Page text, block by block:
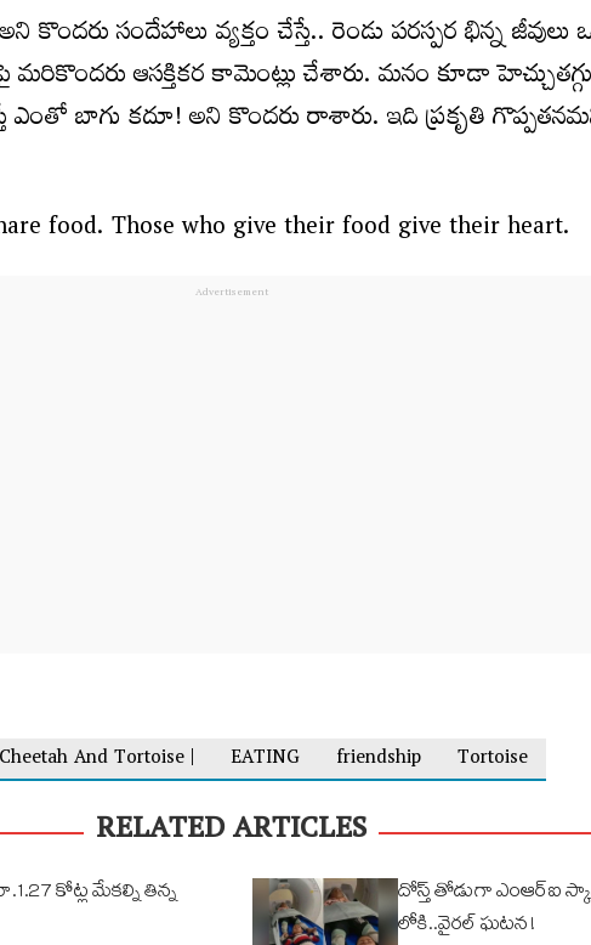
సందేహాలు వ్యక్తం చేస్తే.. రెండు పరస్పర భిన్న
ఆసక్తికర కామెంట్లు చేశారు. మనం కూడా
బాగు కదూ! అని కొందరు రాశారు. ఇది ప్రకృతి
food. Those who give their food give their heart.
Cheetah And Tortoise | EATING friendship Tortoise
RELATED ARTICLES
కోట్ల మేక‌ల్ని తిన్న
దోస్త్ తోడుగా ఎంఆర్ఐ
లోకి..వైరల్ ఘటన !